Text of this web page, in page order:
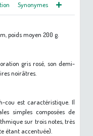
Synonymes
poids moyen 200 g.
gris rosé, son demi-
noirâtres.
cou est caractéristique. Il
simples composées de
sur trois notes, très
étant accentuée).